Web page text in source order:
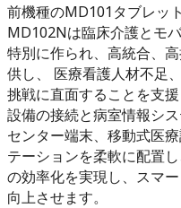
前機種のMD101タブレッ
MD102Nは臨床介護とモ
特別に作られ、高統合、
供し、 医療看護人材不足
挑戦に直面することを支
設備の接続と病室情報シ
センター端末、移動式医
テーションを柔軟に配置
の効率化を実現し、スマ
向上させます。